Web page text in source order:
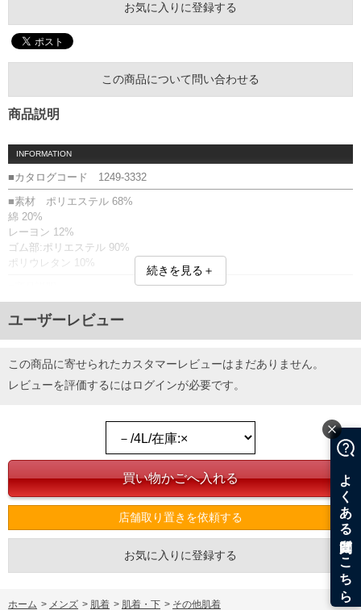
お気に入りに登録する
この商品について問い合わせる
商品説明
INFORMATION
■カタログコード 1249-3332
■素材 ポリエステル 68%
綿 20%
レーヨン 12%
ゴム部:ポリエステル 90%
ポリウレタン 10%
ロングタイツです。
【サイズについて】
この製品は、人体から発散される水分(湿気)を吸収して発熱する繊維素材
(吸湿発熱素材)を使用しています。
人体から出る汗などの水分子が凝集・吸着し起こる発熱(凝集熱・吸着熱)
【抗菌防臭・制菌加工】
繊維上の細菌の繁殖を抑制する加工のことで、黄色ぶどう球菌や肺炎か
ん菌、大腸菌や緑膿菌などの菌を抑制し『清潔』。
しかも部屋干し臭の原因の一つであるモラクセラ菌も抑制することで不
快な匂いも軽減する防臭効果も備えています。
前開き／吸湿発熱／保温／スメルケア加工（抗菌防臭・制菌）／部屋干
【返品交換について】 開封前なら返品交換できます。
サイズ/ウエスト/股下/総丈
4L/105～120/75/107
続きを見る＋
ユーザーレビュー
この商品に寄せられたカスタマーレビューはまだありません。
レビューを評価するにはログインが必要です。
店舗取り置きを依頼する
お気に入りに登録する
ホーム > メンズ > 肌着 > 肌着・下 > その他肌着